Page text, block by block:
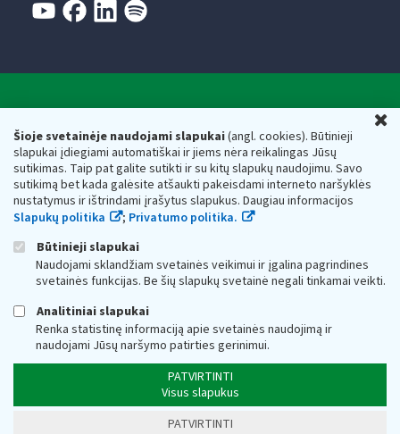
Šioje svetainėje naudojami slapukai(angl. cookies). Būtinieji
slapukai įdiegiami automatiškai ir jiems nėra reikalingas Jūsų
sutikimas. Taip pat galite sutikti ir su kitų slapukų naudojimu. Savo
sutikimą bet kada galėsite atšaukti pakeisdami interneto naršyklės
nustatymus ir ištrindami įrašytus slapukus. Daugiau informacijos
Slapukų politika
; Privatumo politika.
Būtinieji slapukai
Naudojami sklandžiam svetainės veikimui ir įgalina pagrindines
svetainės funkcijas. Be šių slapukų svetainė negali tinkamai veikti.
Analitiniai slapukai
Renka statistinę informaciją apie svetainės naudojimą ir
naudojami Jūsų naršymo patirties gerinimui.
PATVIRTINTI
Visus slapukus
PATVIRTINTI
Respublikos finansų ministerijos
Biudžetinė įstaiga. Juridinio asmens kodas — 188659752,
adresas: Vasario 16-osios g. 14, 01107 Vilnius, Lietuva, el.paštas:
vmi@vmi.lt, E. pristatymo dėžutės adresas 188659752
Duomenys apie Valstybinę mokesčių inspekciją prie Lietuvos
Respublikos finansų ministerijos kaupiami ir saugomi Juridinių